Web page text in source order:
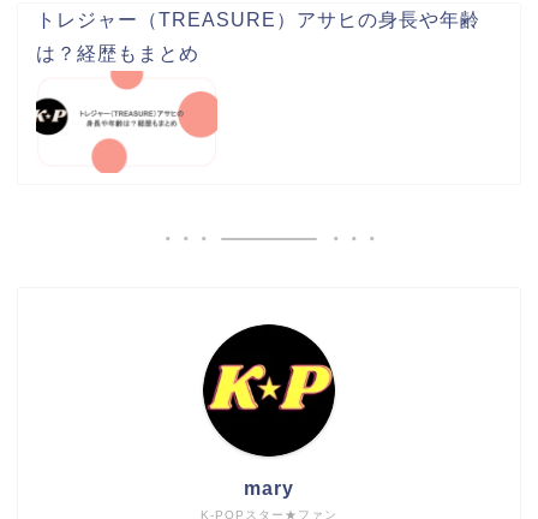
トレジャー（TREASURE）アサヒの身長や年齢
は？経歴もまとめ
K-POPスター★ファン
mary